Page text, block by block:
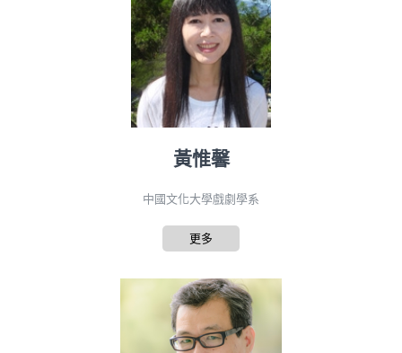
黃惟馨
中國文化大學戲劇學系
更多